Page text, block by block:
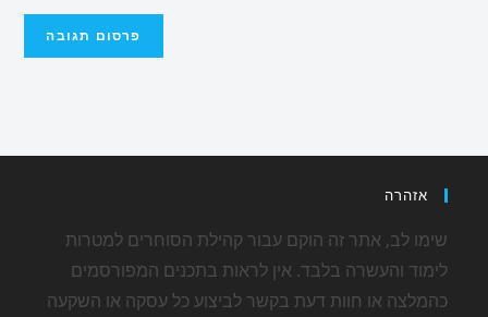
אזהרה
שימו לב, אתר זה הוקם עבור קהילת הסוחרים למטרות
לימוד והעשרה בלבד. אין לראות בתכנים המפורסמים
כהמלצה או חוות דעת בקשר לביצוע כל עסקה או השקעה